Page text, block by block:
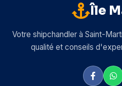
Île
Votre shipchandler à Saint-
qualité et conseils